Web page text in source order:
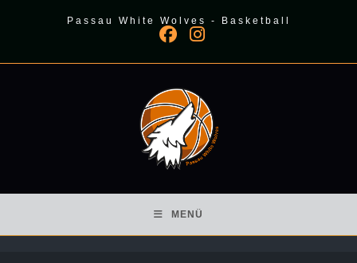
Passau White Wolves - Basketball
MENÜ